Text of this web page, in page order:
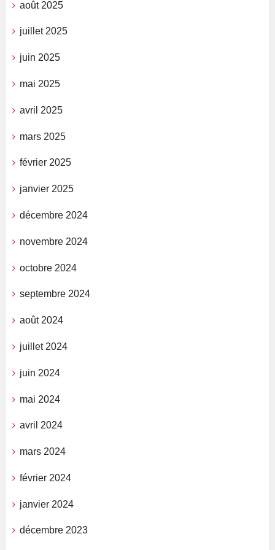
août 2025
juillet 2025
juin 2025
mai 2025
avril 2025
mars 2025
février 2025
janvier 2025
décembre 2024
novembre 2024
octobre 2024
septembre 2024
août 2024
juillet 2024
juin 2024
mai 2024
avril 2024
mars 2024
février 2024
janvier 2024
décembre 2023